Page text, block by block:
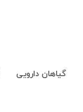
گیاهان دارویی